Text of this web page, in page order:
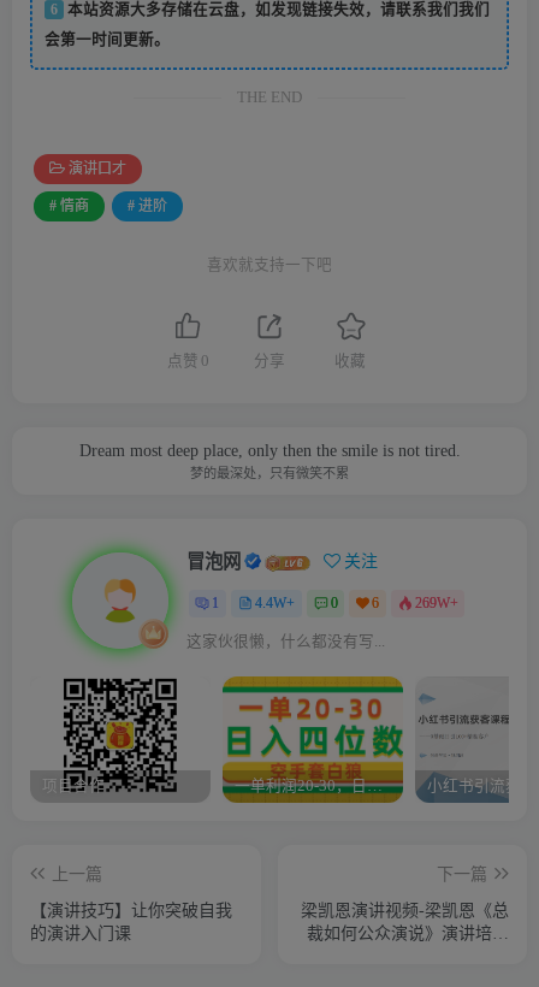
6
本站资源大多存储在云盘，如发现链接失效，请联系我们我们
会第一时间更新。
THE END
演讲口才
# 情商 # 进阶
喜欢就支持一下吧
点赞 0 分享 收藏
Dream most deep place, only then the smile is not tired.
梦的最深处，只有微笑不累
冒泡网 关注
1 4.4W+ 0 6 269W+
这家伙很懒，什么都没有写...
项目合作 一单利润20-30，日入四位数，空手套白狼，只要做就能赚，简单无套路
上一篇
【演讲技巧】让你突破自我
的演讲入门课
下一篇
梁凯恩演讲视频-梁凯恩《总
裁如何公众演说》演讲培训